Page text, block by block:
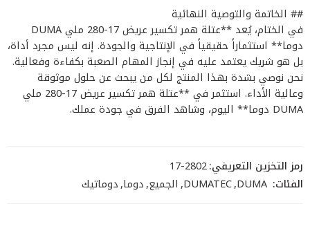
## الخاتمة والتوصية النهائية
في الختام، يُعد **عتلة همر تكسير عريض 17-280 ملي DUMA
دوما** استثماراً حقيقياً في الإنتاجية والجودة. إنه ليس مجرد أداة،
بل هو شريك يعتمد عليه في إنجاز المهام الصعبة بكفاءة وفعالية.
نحن نوصي بشدة بهذا المنتج لكل من يبحث عن حلول موثوقة
وعالية الأداء. استثمر في **عتلة همر تكسير عريض 17-280 ملي
DUMA دوما** اليوم، وشاهد الفرق في جودة عملك.
رمز التخزين التعريفي:17-2802
الفئات: DUMA
,
DUMATEC
,الجميع,دوما,دوماتيك